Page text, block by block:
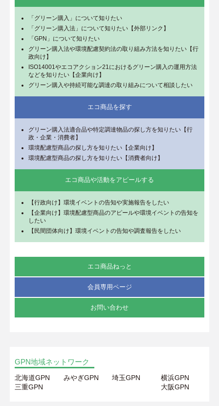
「グリーン購入」について知りたい
「グリーン購入法」について知りたい【外部リンク】
「GPN」について知りたい
グリーン購入法や環境配慮契約法の取り組み方法を知りたい【行
政向け】
ISO14001やエコアクション21におけるグリーン購入の運用方法
などを知りたい【企業向け】
グリーン購入や持続可能な調達の取り組みについて相談したい
エコ商品を探す
グリーン購入法適合品や特定調達物品の探し方を知りたい【行
政・企業・消費者】
環境配慮型商品の探し方を知りたい【企業向け】
環境配慮型商品の探し方を知りたい【消費者向け】
エコ商品や活動をアピールする
【行政向け】環境イベントの告知や実施報告をしたい
【企業向け】環境配慮型商品のアピールや環境イベントの告知を
したい
【民間団体向け】環境イベントの告知や調査報告をしたい
エコ商品ねっと
会員専用ページ
お問い合わせ
GPN地域ネットワーク
北海道GPN みやぎGPN 埼玉GPN
横浜GPN
三重GPN
大阪GPN